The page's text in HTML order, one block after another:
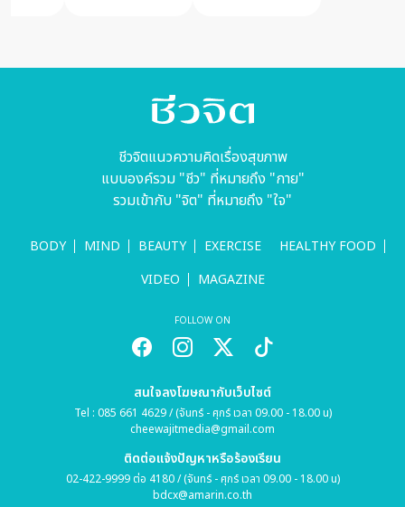
ชีวจิตแนวความคิดเรื่องสุขภาพ
แบบองค์รวม "ชีว" ที่หมายถึง "กาย"
รวมเข้ากับ "จิต" ที่หมายถึง "ใจ"
BODY MIND BEAUTY EXERCISE
HEALTHY FOOD
VIDEO
MAGAZINE
FOLLOW ON
สนใจลงโฆษณากับเว็บไซต์
Tel : 085 661 4629 / (จันทร์ - ศุกร์ เวลา 09.00 - 18.00 น)
cheewajitmedia@gmail.com
ติดต่อแจ้งปัญหาหรือร้องเรียน
02-422-9999 ต่อ 4180 / (จันทร์ - ศุกร์ เวลา 09.00 - 18.00 น)
bdcx@amarin.co.th